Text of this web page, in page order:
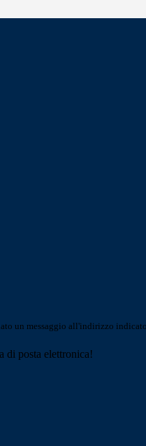
un messaggio all'indirizzo
di posta elettronica!